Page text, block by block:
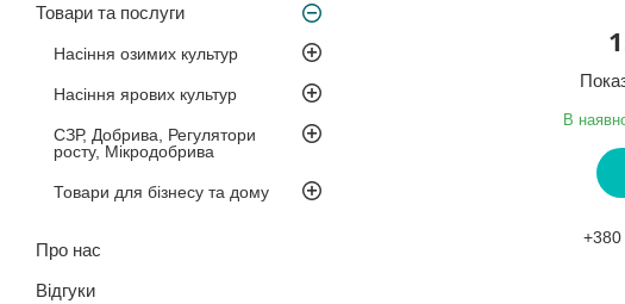
Товари та послуги
Насіння озимих культур
Насіння ярових культур
СЗР, Добрива, Регулятори
росту, Мікродобрива
Товари для бізнесу та дому
Про нас
Відгуки
В